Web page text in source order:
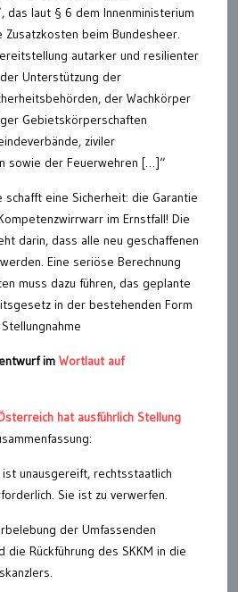
das laut § 6 dem Innenministerium
beim Bundesheer.
autarker und resilienter
Unterstützung der
der Wachkörper
Gebietskörperschaften
ziviler
sowie der Feuerwehren […]“
eine Sicherheit: die Garantie
im Ernstfall! Die
darin, dass alle neu geschaffenen
Eine seriöse Berechnung
muss dazu führen, das geplante
in der bestehenden Form
im Wortlaut auf
hat ausführlich Stellung
unausgereift, rechtsstaatlich
Sie ist zu verwerfen.
der Umfassenden
die Rückführung des SKKM in die